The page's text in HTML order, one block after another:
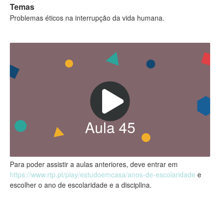
Temas
Problemas éticos na interrupção da vida humana.
Aula45
Para poder assistir a aulas anteriores, deve entrar em
https://www.rtp.pt/play/estudoemcasa/anos-de-escolaridade e
escolher o ano de escolaridade e a disciplina.